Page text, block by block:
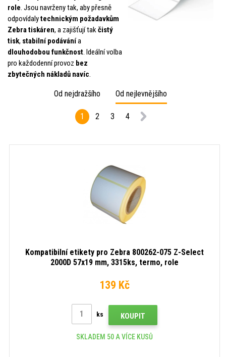
role. Jsou navrženy tak, aby přesně
odpovídalytechnickým požadavkům
Zebra tiskáren, a zajišťují takčistý
tisk, stabilní podávánía
dlouhodobou funkčnost. Ideální volba
pro každodenní provoz bez
zbytečných nákladů navíc.
Od nejdražšího Od nejlevnějšího
1 2 3 4
Kompatibilní etikety pro Zebra 800262-075 Z-Select
2000D 57x19 mm, 3315ks, termo, role
139 Kč
ks KOUPIT
SKLADEM 50 A VÍCE KUSŮ